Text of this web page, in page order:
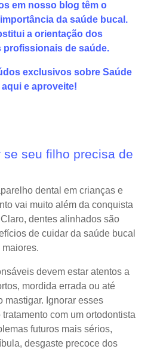
em nosso blog têm o
da saúde bucal.
a orientação dos
profissionais de saúde.
exclusivos sobre Saúde
aquie aproveite!
se seu filho precisa de
dental em crianças e
vai muito além da conquista
dentes alinhados são
de cuidar da saúde bucal
devem estar atentos a
mordida errada ou até
mastigar. Ignorar esses
com um ortodontista
futuros mais sérios,
desgaste precoce dos